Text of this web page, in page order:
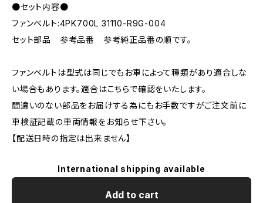
●セット内容●
ファンベルト:4PK700L 31110-R9G-004
セット部品 参考品番 参考純正品番の順です。
ファンベルトは型式は同じでもお車によって種類があり適合しな
い場合もあります。適合はこちらで確認をいたします。
間違いのない部品をお届けする為にもお手数ですがご注文前に
車検証記載の車両情報をお知らせ下さい。
【配送日時の指定は出来ません】
International shipping available
Add to cart